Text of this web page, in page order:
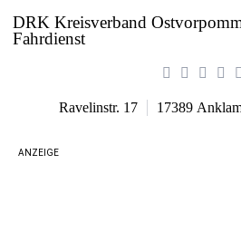
DRK Kreisverband
Fahrdienst
Ravelinstr. 17 17389
ANZEIGE